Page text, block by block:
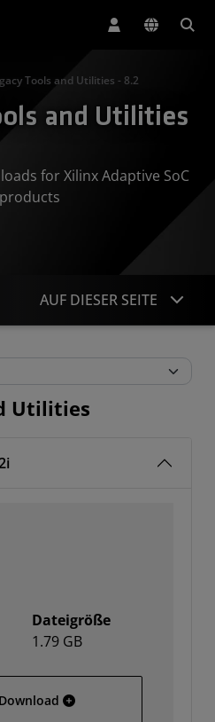
Tools and Utilities - 8.2
and Utilities
for Xilinx Adaptive SoC
AUF DIESER SEITE
Legacy Tools and Utilities
Utilities
Dateigröße
1.79 GB
All Platforms